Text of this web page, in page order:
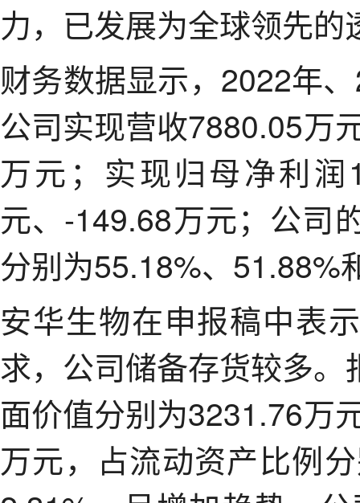
力，已发展为全球领先
财务数据显示，2022年
公司实现营收7880.05万
万元；实现归母净利润
元、-149.68万元；公司
分别为55.18%、51.88%
安华生物在申报稿中表
求，公司储备存货较多
面价值分别为3231.76万
万元，占流动资产比例